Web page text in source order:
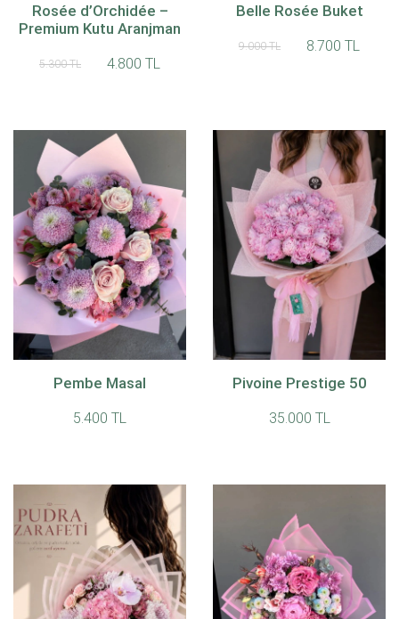
Rosée d’Orchidée –
Premium Kutu Aranjman
5.300 TL 4.800 TL
Belle Rosée Buket
9.000 TL 8.700 TL
Pembe Masal
5.400 TL
Pivoine Prestige 50
35.000 TL